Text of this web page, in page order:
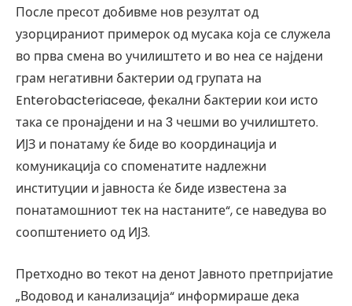
После пресот добивме нов резултат од
узорцираниот примерок од мусака која се служела
во прва смена во училиштето и во неа се најдени
грам негативни бактерии од групата на
Enterobacteriaceae, фекални бактерии кои исто
така се пронајдени и на 3 чешми во училиштето.
ИЈЗ и понатаму ќе биде во координација и
комуникација со споменатите надлежни
институции и јавноста ќе биде известена за
понатамошниот тек на настаните“, се наведува во
соопштението од ИЈЗ.
Претходно во текот на денот Јавното претпријатие
„Водовод и канализација“ информираше дека